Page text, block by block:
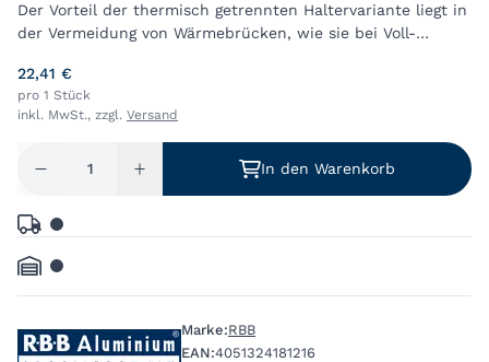
Der Vorteil der thermisch getrennten Haltervariante liegt in
der Vermeidung von Wärmebrücken, wie sie bei Voll-
aus zwei thermisch getrennten ...
22,41 €
pro 1 Stück
inkl. MwSt., zzgl. Versand
In den Warenkorb
Marke:RBB
EAN:4051324181216